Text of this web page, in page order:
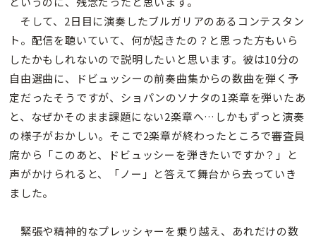
そして、2日目に演奏したブルガリアのあるコンテスタン
ト。配信を聴いていて、何が起きたの？と思った方もいら
したかもしれないので説明したいと思います。彼は10分の
自由選曲に、ドビュッシーの前奏曲集からの数曲を弾く予
定だったそうですが、ショパンのソナタの1楽章を弾いたあ
と、なぜかそのまま課題にない2楽章へ…しかもずっと演奏
の様子がおかしい。そこで2楽章が終わったところで審査員
席から「このあと、ドビュッシーを弾きたいですか？」と
声がかけられると、「ノー」と答えて舞台から去っていき
ました。
緊張や精神的なプレッシャーを乗り越え、あれだけの数